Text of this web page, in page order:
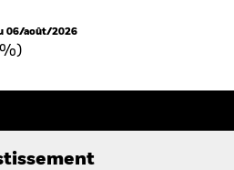
06/août/2026